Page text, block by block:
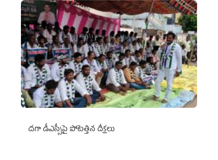
దగా డీఎస్సీపై పోటెత్తిన దీక్షలు